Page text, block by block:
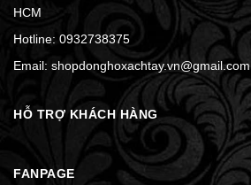
HCM
Hotline: 0932738375
Email: shopdonghoxachtay.vn@gmail.com
HỖ TRỢ KHÁCH HÀNG
FANPAGE